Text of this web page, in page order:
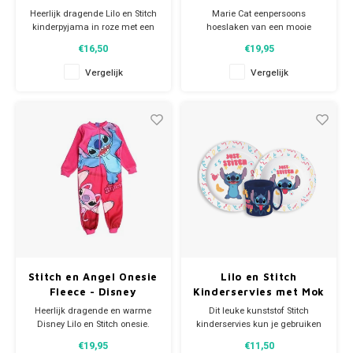
Heerlijk dragende Lilo en Stitch
kinderpyjama in roze met een
leuke pyjama heeft lange
mouwen en een lange broek.
Materiaal: 100% katoen. Slapen
€16,50
Vergelijk
Marie Cat eenpersoons
hoeslaken van een mooie
banden rond de matras, past
het Aristocats laken strak om
het matras. Materiaal: 100%
€19,95
Vergelijk
Stitch en Angel Onesie
Fleece - Disney
Heerlijk dragende en warme
Disney Lilo en Stitch onesie.
€19,95
Lilo en Stitch
Kinderservies met Mok
- Magnetron
Dit leuke kunststof Stitch
kinderservies kun je gebruiken
€11,50